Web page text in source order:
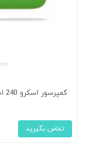
کمپرسور اسکرو 240 اسب بخار بیتزر مدل CSH9573-240Y
تماس بگیرید